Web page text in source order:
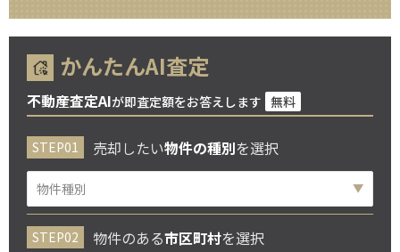
かんたんAI査定
不動産査定AIが即査定額をお答えします 無料
売却したい物件の種別を選択
物件のある市区町村を選択